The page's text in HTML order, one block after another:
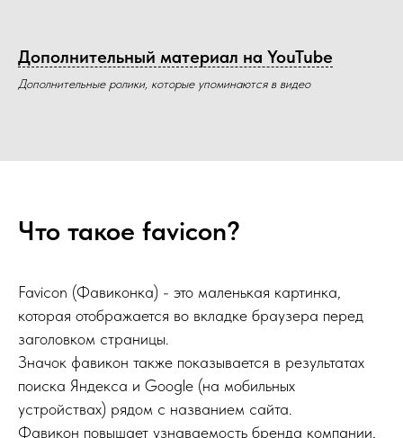
Дополнительный материал на YouTube
Дополнительные ролики, которые упоминаются в видео
Что такое favicon?
Favicon (Фавиконка) - это маленькая картинка,
которая отображается во вкладке браузера перед
заголовком страницы.
Значок фавикон также показывается в результатах
поиска Яндекса и Google (на мобильных
устройствах) рядом с названием сайта.
Фавикон повышает узнаваемость бренда компании,